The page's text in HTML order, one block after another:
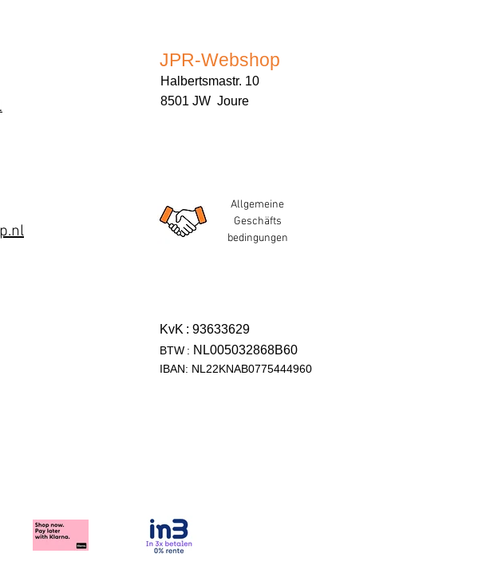
JPR-Webshop
Halbertsmastr. 10
8501 JW Joure
Allgemeine
Geschäfts
bedingungen
KvK : 93633629
BTW : NL005032868B60
IBAN: NL22KNAB0775444960